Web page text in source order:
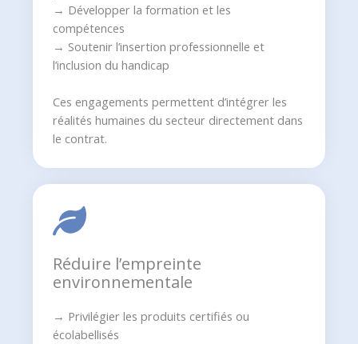
→ Développer la formation et les
compétences
→ Soutenir l’insertion professionnelle et
l’inclusion du handicap
Ces engagements permettent d’intégrer les
réalités humaines du secteur directement dans
le contrat.
Réduire l’empreinte
environnementale
→ Privilégier les produits certifiés ou
écolabellisés